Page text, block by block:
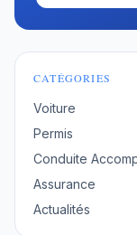
CATÉGORIES
Voiture
Permis
Conduite
Assurance
Actualités